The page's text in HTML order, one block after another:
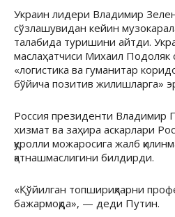
Украин лидери Владимир
сўзлашувидан кейин
талабида туришини айтди.
маслаҳатчиси Михаил Подоляк
«логистика ва гуманитар
бўйича позитив жилишларга»
Россия президенти Владимир
хизмат ва заҳира аскарлари
қуролли можаросига жалб
қатнашмаслигини билдирди.
«Қўйилган топшириқларни
бажармоқда», — деди Путин.